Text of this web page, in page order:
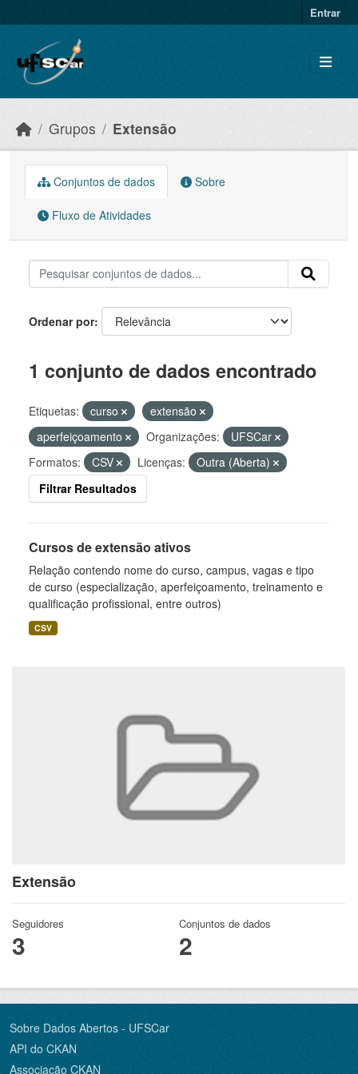
Entrar
Grupos Extensão
Extensão
Seguidores
3
Conjuntos de dados
2
Conjuntos de dados Sobre
Fluxo de Atividades
Ordenar por
1 conjunto de dados encontrado
Etiquetas: curso
extensão
aperfeiçoamento
Organizações:
UFSCar
Formatos:
CSV Licenças:
Outra (Aberta)
Filtrar Resultados
Cursos de extensão ativos
Relação contendo nome do curso, campus, vagas e tipo
de curso (especialização, aperfeiçoamento, treinamento e
qualificação profissional, entre outros)
CSV
Sobre Dados Abertos - UFSCar
API do CKAN
Associação CKAN